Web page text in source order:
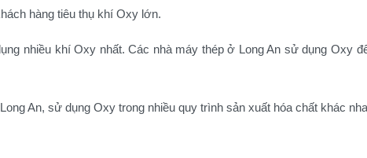
hàng tiêu thụ khí Oxy lớn.
nhiều khí Oxy nhất. Các nhà máy thép ở Long An sử dụng Oxy
An, sử dụng Oxy trong nhiều quy trình sản xuất hóa chất khác